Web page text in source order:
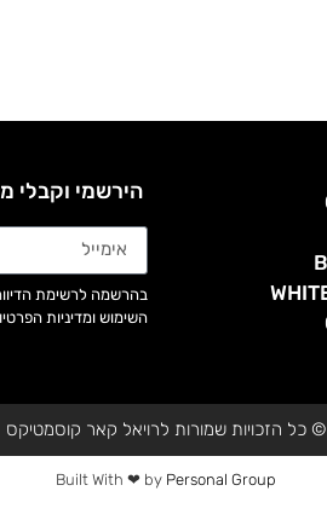
הירשמי וקבלי
בהרשמה לרשימת
השימוש ומדיניות
© כל הזכויות שמורות לרויאל קאר קוסמטיקס
Built With ❤ by Personal Group